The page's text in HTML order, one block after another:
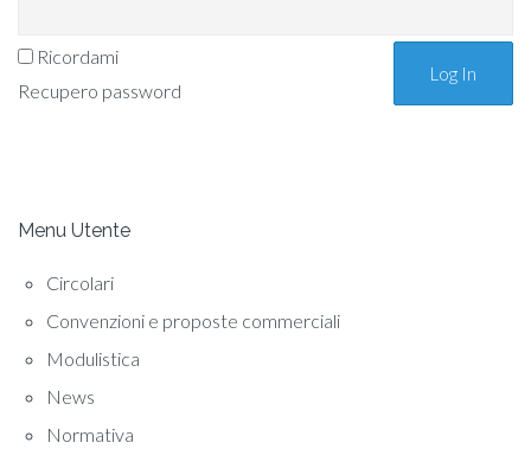
Ricordami
Recupero password
Menu Utente
Circolari
Convenzioni e proposte commerciali
Modulistica
News
Normativa